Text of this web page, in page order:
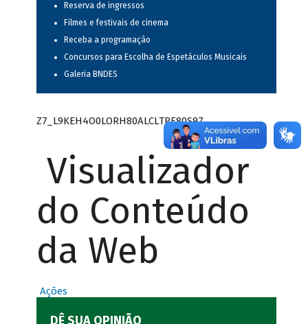
Reserva de ingressos
Filmes e festivais de cinema
Receba a programação
Concursos para Escolha de Espetáculos Musicais
Galeria BNDES
Z7_L9KEH4O0LORH80ALCLTPF80S97
Visualizador
do Conteúdo
da Web
Ações
DÊ SUA OPINIÃO